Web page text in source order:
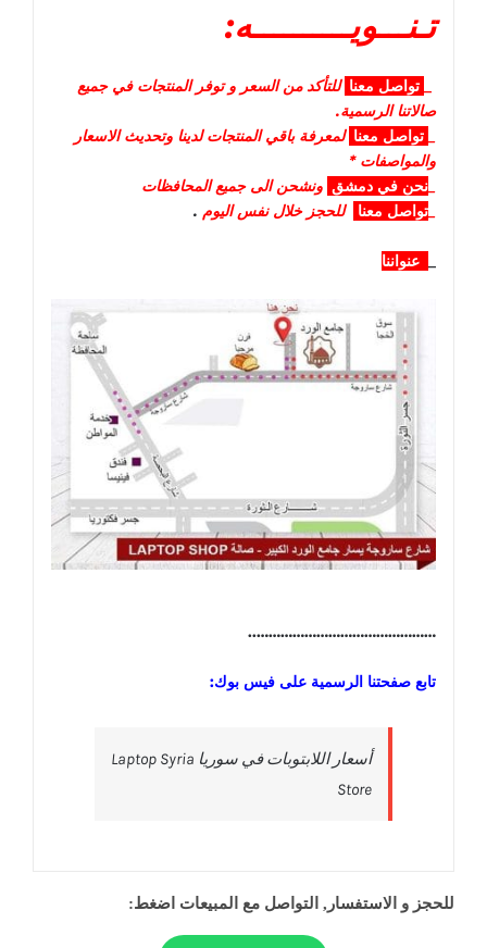
تـنـــويــــــــــه:
تواصل معنا للتأكد من السعر و توفر المنتجات في جميع
صالاتنا الرسمية.
تواصل معنا لمعرفة باقي المنتجات لدينا وتحديث الاسعار
والمواصفات *
نحن في دمشق ونشحن الى جميع المحافظات
تواصل معنا للحجز خلال نفس اليوم .
عنواننا
………………………………………..
تابع صفحتنا الرسمية على فيس بوك:
‎أسعار اللابتوبات في سوريا Laptop Syria
Store‎
للحجز و الاستفسار, التواصل مع المبيعات اضغط: